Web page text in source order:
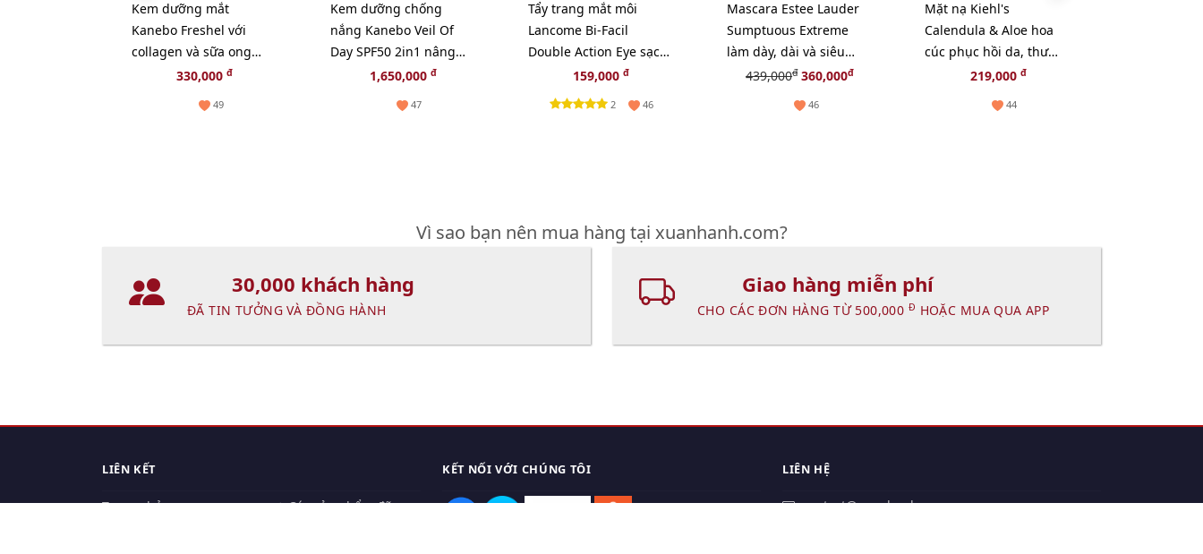
Kem dưỡng mắt
Kanebo Freshel với
collagen và sữa ong
chúa thiên nhiên - 25g
330,000đ
49
Kem dưỡng chống
nắng Kanebo Veil Of
Day SPF50 2in1 nâng
tông trắng hồng 60ml
1,650,000 đ
47
Tẩy trang mắt môi
Lancome Bi-Facil
Double Action Eye sạch
sâu và dịu nhẹ, 30ml
159,000đ
2 46
Mascara Estee Lauder
Sumptuous Extreme
làm dày, dài và siêu
cong, fullsize
439,000đ 360,000đ
46
Mặt nạ Kiehl's
Calendula & Aloe hoa
cúc phục hồi da, thư
giãn và chậm lão hóa -
219,000 đ
44
Vì sao bạn nên mua hàng tại xuanhanh.com?
30,000 khách hàng
ĐÃ TIN TƯỞNG VÀ ĐỒNG HÀNH
Giao hàng miễn phí
CHO CÁC ĐƠN HÀNG TỪ 500,000 Đ HOẶC MUA QUA APP
LIÊN KẾT
Trang chủ
Các sản phẩm đã
KẾT NỐI VỚI CHÚNG TÔI LIÊN HỆ
contact@xuanhanh.vn